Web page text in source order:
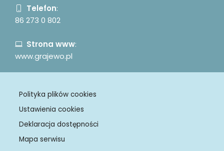
Telefon:
86 273 0 802
Strona www:
www.grajewo.pl
Polityka plików cookies
Ustawienia cookies
Deklaracja dostępności
Mapa serwisu